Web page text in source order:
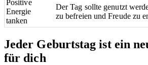
Positive
Energie
tanken
Der Tag sollte genutzt
zu befreien und Freude zu
Jeder Geburtstag ist ein
für dich